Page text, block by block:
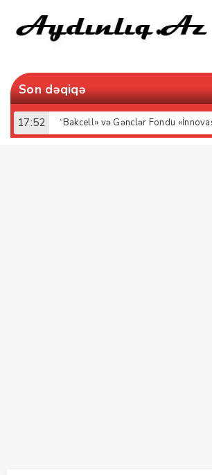
Son dəqiqə
17:52